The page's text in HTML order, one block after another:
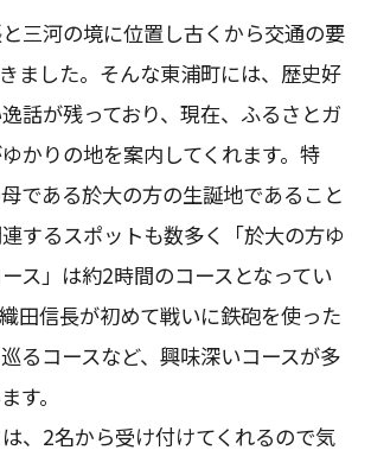
三河の境に位置し古くから交通の要
ました。そんな東浦町には、歴史好
話が残っており、現在、ふるさとガ
かりの地を案内してくれます。特
である於大の方の生誕地であること
するスポットも数多く「於大の方ゆ
ス」は約2時間のコースとなってい
田信長が初めて戦いに鉄砲を使った
るコースなど、興味深いコースが多
す。
、2名から受け付けてくれるので気